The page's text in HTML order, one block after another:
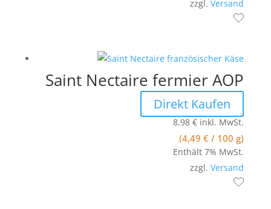
zzgl.Versand
Saint Nectaire fermier AOP
Direkt Kaufen
8,98€ inkl. MwSt.
(4,49€ / 100 g)
Enthält 7% MwSt.
zzgl.Versand